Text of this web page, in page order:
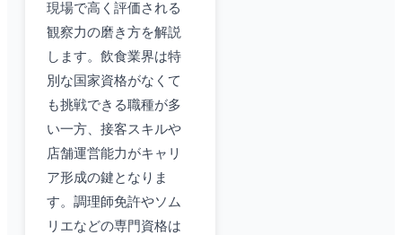
現場で高く評価される
観察力の磨き方を解説
します。飲食業界は特
別な国家資格がなくて
も挑戦できる職種が多
い一方、接客スキルや
店舗運営能力がキャリ
ア形成の鍵となりま
す。調理師免許やソム
リエなどの専門資格は